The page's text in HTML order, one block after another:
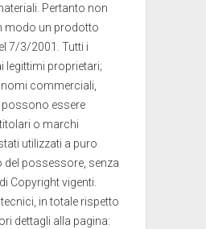
Pertanto non
modo un prodotto
7/3/2001. Tutti i
legittimi proprietari;
commerciali,
essere
o marchi
utilizzati a puro
del possessore, senza
Copyright vigenti.
in totale rispetto
dettagli alla pagina: